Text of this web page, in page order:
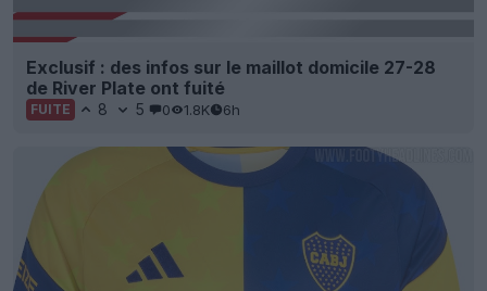
Exclusif : des infos sur le maillot domicile 27-28
de River Plate ont fuité
FUITE 8 5 0 1.8K 6h